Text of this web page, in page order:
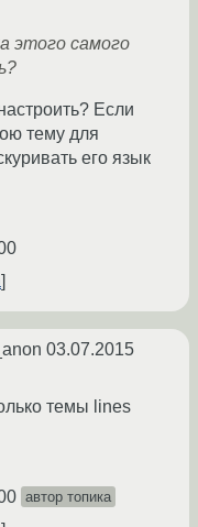
этого самого
Если
тему для
его язык
03.07.2015
темы lines
автор топика